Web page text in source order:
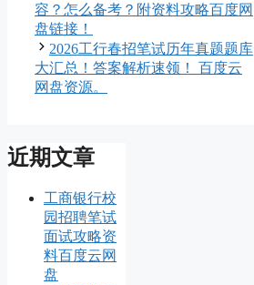
容？怎么备考？附资料攻略百度网
盘链接！
2026工行春招笔试历年真题题库
大汇总！答案解析速领！ 百度云
网盘资源。
近期文章
工商银行校
园招聘笔试
面试攻略资
料百度云网
盘